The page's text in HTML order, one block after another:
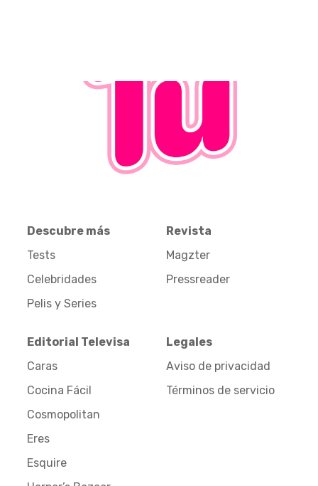
Descubre más
Tests
Celebridades
Pelis y Series
Revista
Magzter
Pressreader
Editorial Televisa
Caras
Cocina Fácil
Cosmopolitan
Eres
Esquire
Legales
Aviso de privacidad
Términos de servicio